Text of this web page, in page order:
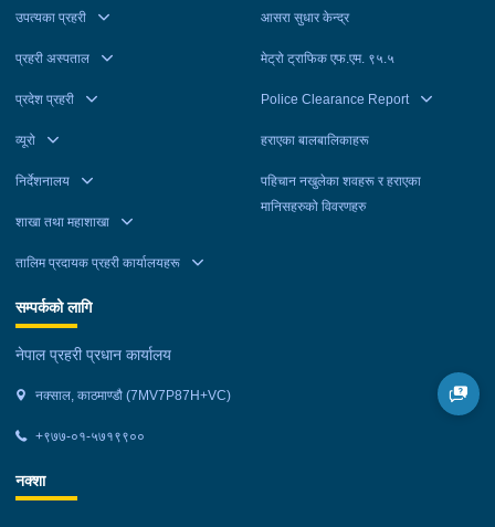
उपत्यका प्रहरी
प्रहरी अस्पताल
प्रदेश प्रहरी
व्यूरो
निर्देशनालय
शाखा तथा महाशाखा
तालिम प्रदायक प्रहरी कार्यालयहरू
आसरा सुधार केन्द्र
मेट्रो ट्राफिक एफ.एम. ९५.५
Police Clearance Report
हराएका बालबालिकाहरू
पहिचान नखुलेका शवहरू र हराएका
मानिसहरुको विवरणहरु
सम्पर्कको लागि
नेपाल प्रहरी प्रधान कार्यालय
नक्साल, काठमाण्डौ (7MV7P87H+VC)
+९७७-०१-५७१९९००
नक्शा